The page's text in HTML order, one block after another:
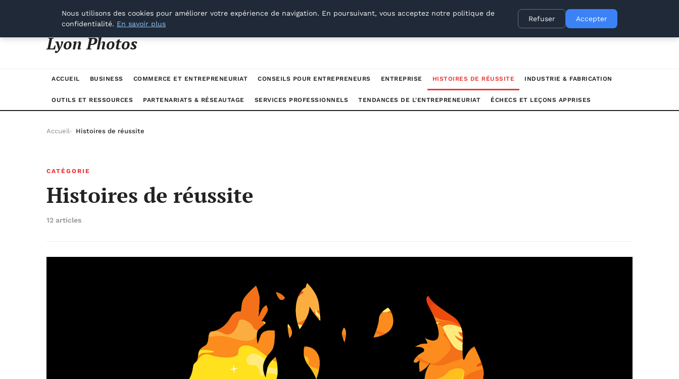
vendredi 7 août 2026
Lyon Photos
ACCUEIL BUSINESS COMMERCE ET ENTREPRENEURIAT CONSEILS POUR ENTREPRENEURS ENTREPRISE HISTOIRES DE RÉUSSITE INDUSTRIE & FABRICATION
OUTILS ET RESSOURCES PARTENARIATS & RÉSEAUTAGE SERVICES PROFESSIONNELS TENDANCES DE L'ENTREPRENEURIAT ÉCHECS ET LEÇONS APPRISES
Accueil Histoires de réussite
CATÉGORIE
Histoires de réussite
12 articles
Nous utilisons des cookies pour améliorer votre expérience de navigation. En poursuivant, vous acceptez notre politique de
confidentialité. En savoir plus
Refuser Accepter